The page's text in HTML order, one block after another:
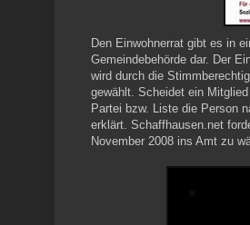
Den Einwohnerrat gibt es in
Gemeindebehörde dar. Der
wird durch die
gewählt. Scheidet ein
Partei bzw. Liste die Person
erklärt. Schaffhausen.net
November 2008 ins Amt zu